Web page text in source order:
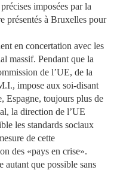
imposées par la
présentés à Bruxelles pour
en concertation avec les
massif. Pendant que la
de l’UE, de la
impose aux soi-disant
Espagne, toujours plus de
la direction de l’UE
les standards sociaux
de cette
des «pays en crise».
que possible sans